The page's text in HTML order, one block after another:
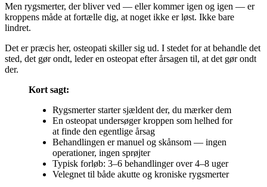
Men rygsmerter, der bliver ved — eller kommer igen og igen — er
kroppens måde at fortælle dig, at noget ikke er løst. Ikke bare
lindret.
Det er præcis her, osteopati skiller sig ud. I stedet for at behandle det
sted, det gør ondt, leder en osteopat efter årsagen til, at det gør ondt
der.
Kort sagt:
Rygsmerter starter sjældent der, du mærker dem
En osteopat undersøger kroppen som helhed for
at finde den egentlige årsag
Behandlingen er manuel og skånsom — ingen
operationer, ingen sprøjter
Typisk forløb: 3–6 behandlinger over 4–8 uger
Velegnet til både akutte og kroniske rygsmerter